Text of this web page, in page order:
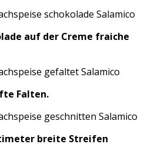
auf der Creme fraiche
Falten.
breite Streifen